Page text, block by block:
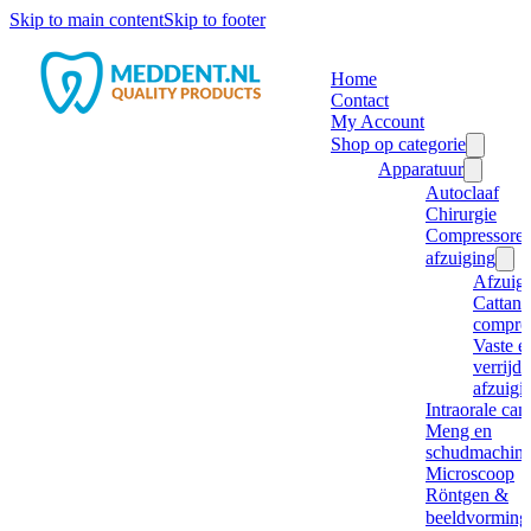
Skip to main contentSkip to footer
Home
Contact
My Account
Shop op categorie
Apparatuur
Autoclaaf
Chirurgie
afzuiging
Cattani
Vaste
Intraorale
Meng en
Microscoop
Röntgen &
beeldvorming